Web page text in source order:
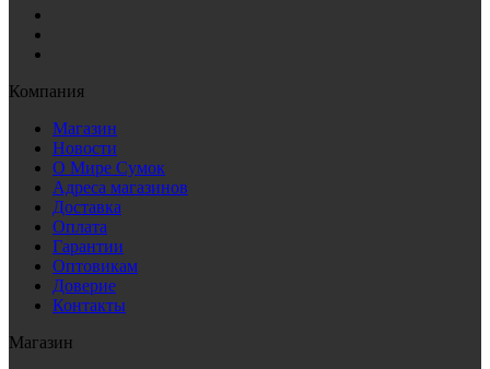
Компания
Магазин
Новости
О Мире Сумок
Адреса магазинов
Доставка
Оплата
Гарантии
Оптовикам
Доверие
Контакты
Магазин